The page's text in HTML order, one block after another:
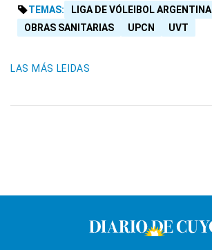
TEMAS:
LIGA DE VÓLEIBOL ARGENTINA
OBRAS SANITARIAS
UPCN UVT
LAS MÁS LEIDAS